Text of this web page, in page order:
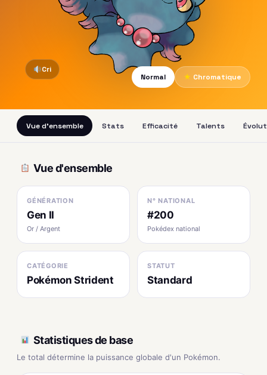
Cri
Normal
★ Chromatique
Vue d'ensemble Stats Efficacité Talents
Vue d'ensemble
GÉNÉRATION
Gen II
Or / Argent
N° NATIONAL
#200
Pokédex national
CATÉGORIE
Pokémon Strident
STATUT
Standard
Statistiques de base
Le total détermine la puissance globale d'un Pokémon.